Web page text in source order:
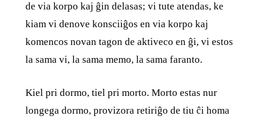
de via korpo kaj ĝin delasas; vi tute atendas, ke
kiam vi denove konsciiĝos en via korpo kaj
komencos novan tagon de aktiveco en ĝi, vi estos
la sama vi, la sama memo, la sama faranto.
Kiel pri dormo, tiel pri morto. Morto estas nur
longega dormo, provizora retiriĝo de tiu ĉi homa